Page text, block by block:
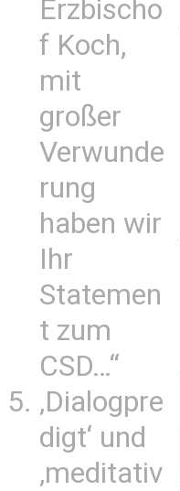
Erzbischo
f Koch,
mit
großer
Verwunde
rung
haben wir
Ihr
Statemen
t zum
CSD…“
‚Dialogpre
digt‘ und
‚meditativ